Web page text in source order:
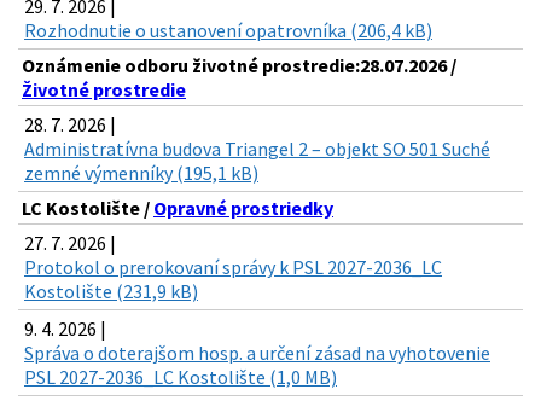
29. 7. 2026 |
Rozhodnutie o ustanovení opatrovníka (206,4 kB)
Oznámenie odboru životné prostredie:28.07.2026 /
Životné prostredie
28. 7. 2026 |
Administratívna budova Triangel 2 – objekt SO 501 Suché
zemné výmenníky (195,1 kB)
LC Kostolište / Opravné prostriedky
27. 7. 2026 |
Protokol o prerokovaní správy k PSL 2027-2036_LC
Kostolište (231,9 kB)
9. 4. 2026 |
Správa o doterajšom hosp. a určení zásad na vyhotovenie
PSL 2027-2036_LC Kostolište (1,0 MB)